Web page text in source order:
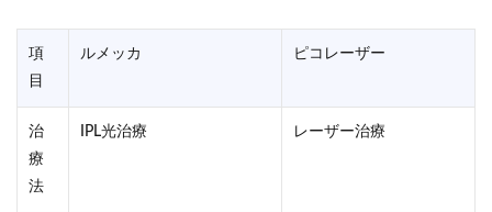
項
目
ルメッカ ピコレーザー
治
療
法
IPL光治療 レーザー治療